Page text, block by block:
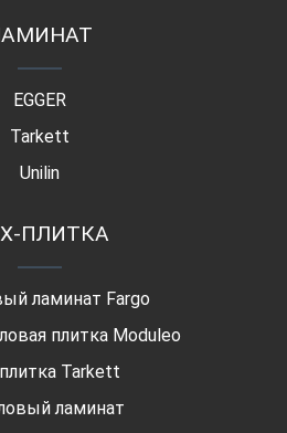
EGGER
Tarkett
Unilin
ПЛИТКА
ламинат Fargo
плитка Moduleo
Tarkett
ламинат